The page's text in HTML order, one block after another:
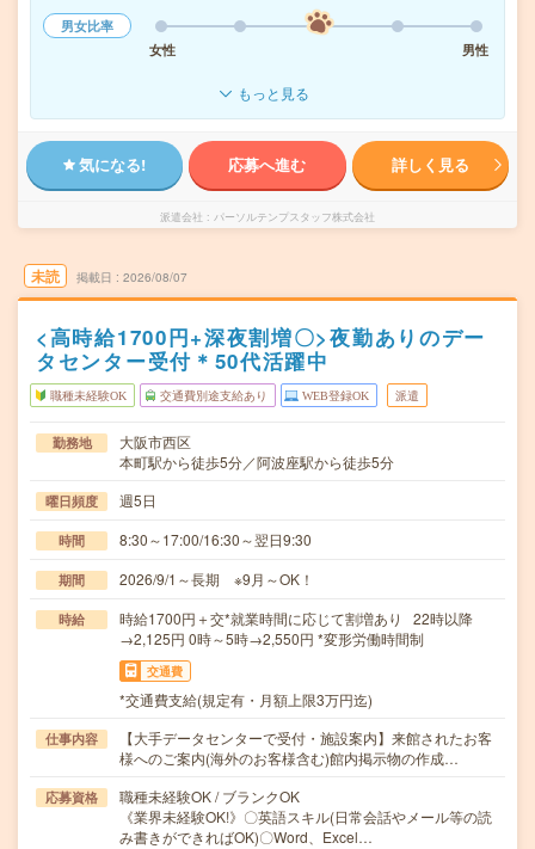
男女比率
女性
男性
もっと見る
気になる! 応募へ進む 詳しく見る
派遣会社 パーソルテンプスタッフ株式会社
未読 掲載日 2026/08/07
<高時給1700円+深夜割増〇>夜勤ありのデー
タセンター受付＊50代活躍中
職種未経験OK 交通費別途支給あり WEB登録OK 派遣
勤務地
大阪市西区
本町駅から徒歩5分／阿波座駅から徒歩5分
曜日頻度 週5日
時間 8:30～17:00/16:30～翌日9:30
期間 2026/9/1～長期 ※9月～OK！
時給
時給1700円＋交*就業時間に応じて割増あり 22時以降
→2,125円 0時～5時→2,550円 *変形労働時間制
交通費
*交通費支給(規定有・月額上限3万円迄)
仕事内容
【大手データセンターで受付・施設案内】来館されたお客
様へのご案内(海外のお客様含む)館内掲示物の作成…
応募資格
職種未経験OK / ブランクOK
《業界未経験OK!》〇英語スキル(日常会話やメール等の読
み書きができればOK)〇Word、Excel…